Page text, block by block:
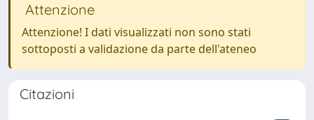
Attenzione
Attenzione! I dati visualizzati non sono stati
sottoposti a validazione da parte dell'ateneo
Citazioni